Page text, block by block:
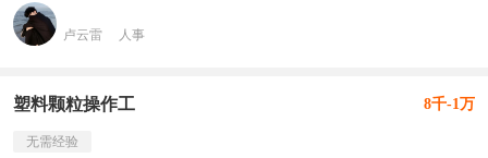
卢云雷 人事
塑料颗粒操作工 8千-1万
无需经验